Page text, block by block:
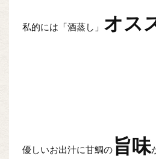
私的には「酒蒸し」 オス
優しいお出汁に甘鯛の 旨味